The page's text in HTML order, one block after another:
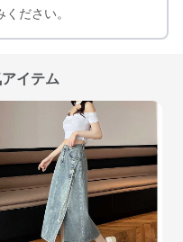
ださい。
イテム